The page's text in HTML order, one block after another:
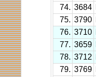
74. 3684
75. 3790
76. 3710
77. 3659
78. 3712
79. 3769